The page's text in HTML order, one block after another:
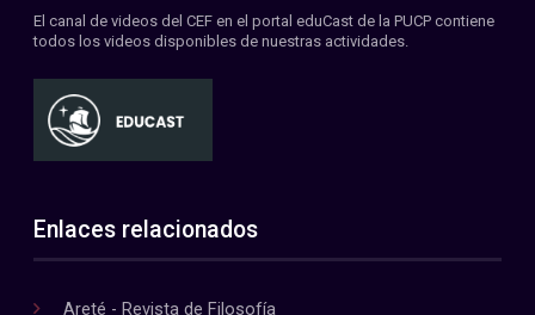
El canal de videos del CEF en el portal eduCast de la PUCP contiene
todos los videos disponibles de nuestras actividades.
Enlaces relacionados
Areté - Revista de Filosofía